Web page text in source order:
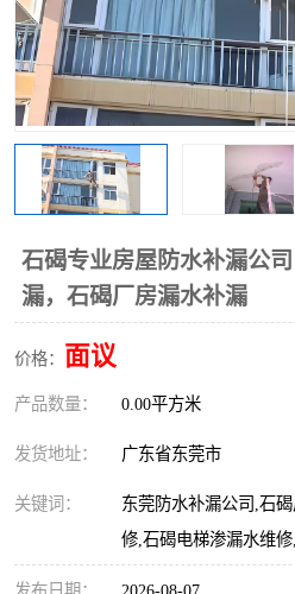
石碣专业房屋防水补漏公
漏，石碣厂房漏水补漏
价格： 面议
产品数量： 0.00平方米
发货地址： 广东省东莞市
关键词：
东莞防水补漏公司,石
修,石碣电梯渗漏水维